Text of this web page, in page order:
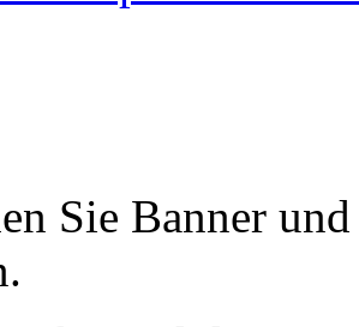
Sie Banner